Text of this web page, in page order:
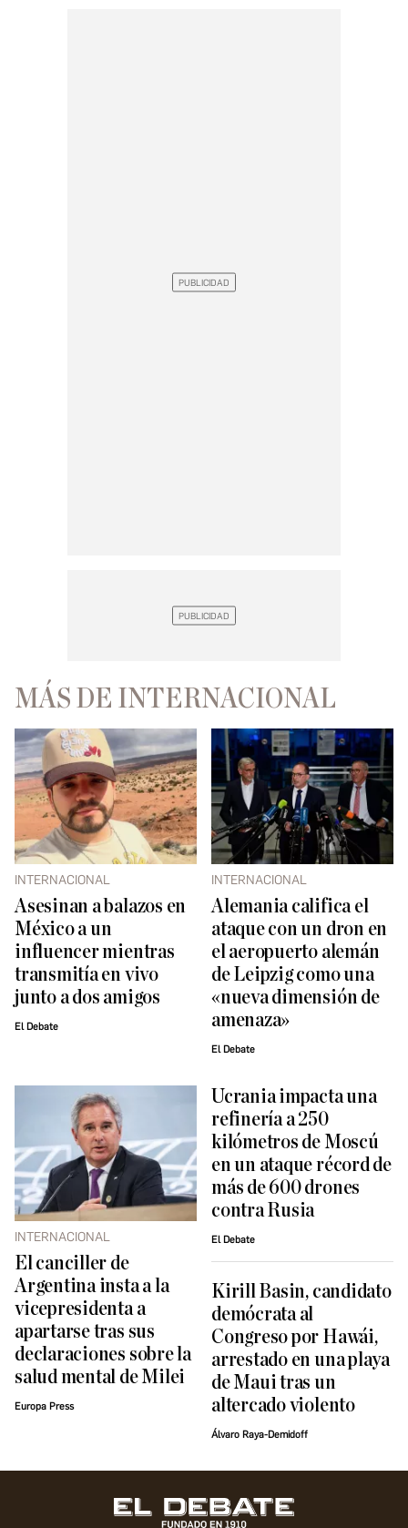
MÁS DE INTERNACIONAL
INTERNACIONAL
Asesinan a balazos en
México a un
influencer mientras
transmitía en vivo
junto a dos amigos
El Debate
INTERNACIONAL
Alemania califica el
ataque con un dron en
el aeropuerto alemán
de Leipzig como una
«nueva dimensión de
amenaza»
El Debate
INTERNACIONAL
El canciller de
Argentina insta a la
vicepresidenta a
apartarse tras sus
declaraciones sobre la
salud mental de Milei
Europa Press
Ucrania impacta una
refinería a 250
kilómetros de Moscú
en un ataque récord de
más de 600 drones
contra Rusia
El Debate
Kirill Basin, candidato
demócrata al
Congreso por Hawái,
arrestado en una playa
de Maui tras un
altercado violento
Álvaro Raya-Demidoff